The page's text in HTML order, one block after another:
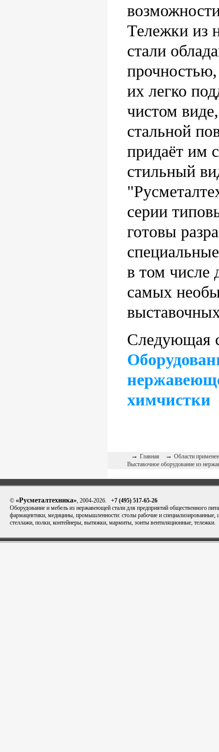
Тележки из
стали
их легко
чистом
стальной
придаёт им
стильный
серии
готовы
в том числе
самых
Следующая
химчистки
→ Главная → Области
Выставочное оборудование из
© «Русметалтехника», 2004-2026. +7 (495) 517-65-26
Оборудование и мебель из нержавеющей стали для предприятий общественного
фармацевтики, медицины, промышленности: столы рабочие и
стеллажи, полки, контейнеры, вытяжки, мармиты, зонты вентиляционные, тележки.